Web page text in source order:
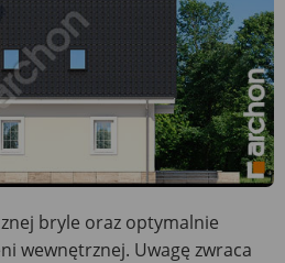
bryle oraz optymalnie
wewnętrznej. Uwagę zwraca